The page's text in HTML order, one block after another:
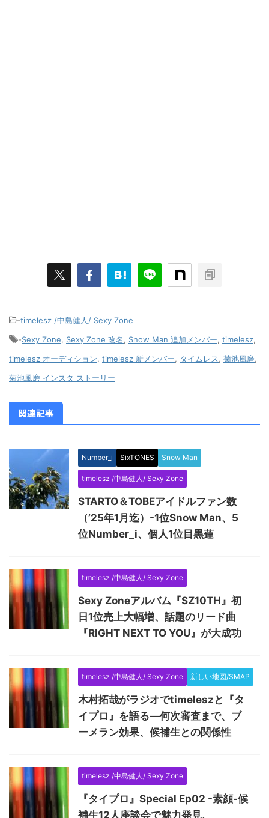
-timelesz /中島健人/ Sexy Zone
-Sexy Zone Sexy Zone 改名 Snow Man 追加メンバー timelesz
timelesz オーディション timelesz 新メンバー タイムレス 菊池風磨
菊池風磨 インスタ ストーリー
関連記事
Number_i SixTONES Snow Man
timelesz /中島健人/ Sexy Zone
STARTO＆TOBEアイドルファン数
（’25年1月迄）-1位Snow Man、5
位Number_i、個人1位目黒蓮
timelesz /中島健人/ Sexy Zone
Sexy Zoneアルバム『SZ10TH』初
日1位売上大幅増、話題のリード曲
『RIGHT NEXT TO YOU』が大成功
timelesz /中島健人/ Sexy Zone 新しい地図/SMAP
木村拓哉がラジオでtimeleszと『タ
イプロ』を語る―何次審査まで、ブ
ーメラン効果、候補生との関係性
timelesz /中島健人/ Sexy Zone
『タイプロ』Special Ep02 -素顔-候
補生12人座談会で魅力発見、